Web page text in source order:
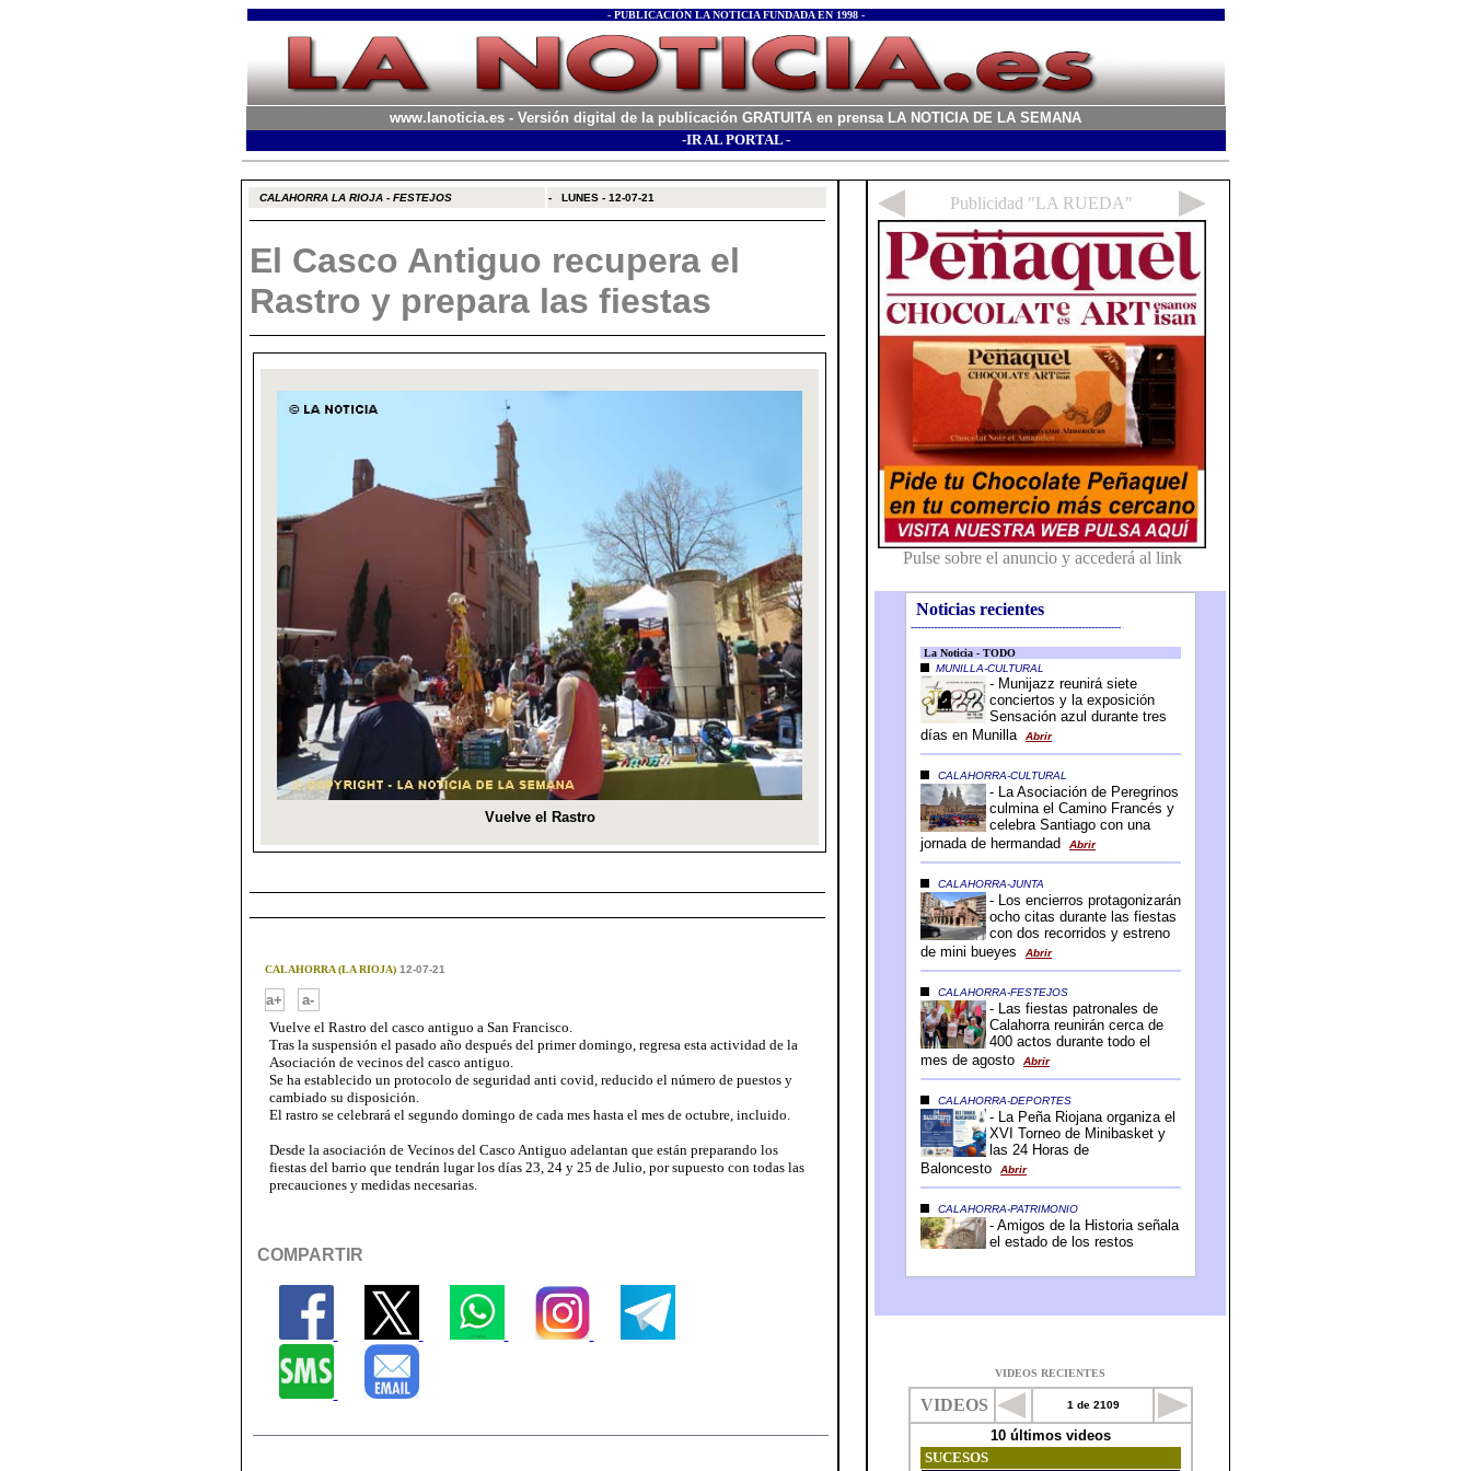
- PUBLICACIÓN LA NOTICIA FUNDADA EN 1998 -
www.lanoticia.es - Versión digital de la publicación GRATUITA en prensa LA NOTICIA DE LA SEMANA
-IR AL PORTAL -
CALAHORRA LA RIOJA - FESTEJOS - LUNES - 12-07-21
El Casco Antiguo recupera el
Rastro y prepara las fiestas
CALAHORRA (LA RIOJA)12-07-21
a+
a-
Vuelve el Rastro del casco antiguo a San Francisco.
Tras la suspensión el pasado año después del primer domingo, regresa esta actividad de la
Asociación de vecinos del casco antiguo.
Se ha establecido un protocolo de seguridad anti covid, reducido el número de puestos y
cambiado su disposición.
El rastro se celebrará el segundo domingo de cada mes hasta el mes de octubre, incluido.
Desde la asociación de Vecinos del Casco Antiguo adelantan que están preparando los
fiestas del barrio que tendrán lugar los días 23, 24 y 25 de Julio, por supuesto con todas las
precauciones y medidas necesarias.
COMPARTIR
Noticias recientes
-----------------------------------------------------------------
VIDEOS RECIENTES